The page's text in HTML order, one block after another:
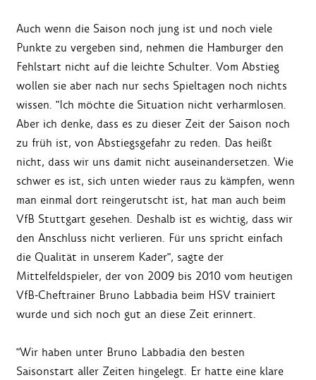
Auch wenn die Saison noch jung ist und noch viele
Punkte zu vergeben sind, nehmen die Hamburger den
Fehlstart nicht auf die leichte Schulter. Vom Abstieg
wollen sie aber nach nur sechs Spieltagen noch nichts
wissen. "Ich möchte die Situation nicht verharmlosen.
Aber ich denke, dass es zu dieser Zeit der Saison noch
zu früh ist, von Abstiegsgefahr zu reden. Das heißt
nicht, dass wir uns damit nicht auseinandersetzen. Wie
schwer es ist, sich unten wieder raus zu kämpfen, wenn
man einmal dort reingerutscht ist, hat man auch beim
VfB Stuttgart gesehen. Deshalb ist es wichtig, dass wir
den Anschluss nicht verlieren. Für uns spricht einfach
die Qualität in unserem Kader", sagte der
Mittelfeldspieler, der von 2009 bis 2010 vom heutigen
VfB-Cheftrainer Bruno Labbadia beim HSV trainiert
wurde und sich noch gut an diese Zeit erinnert.
"Wir haben unter Bruno Labbadia den besten
Saisonstart aller Zeiten hingelegt. Er hatte eine klare